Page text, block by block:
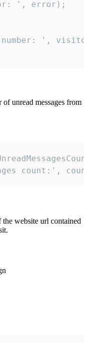
', error);
',
unread messages from
count:',
website url contained